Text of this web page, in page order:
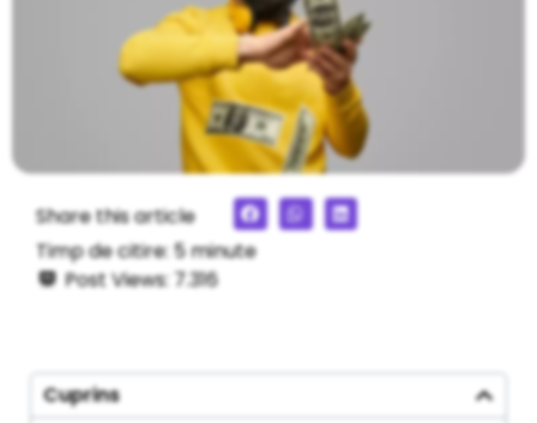
Share this article
Timp de citire: 5minute
Post Views: 7.316
Cuprins